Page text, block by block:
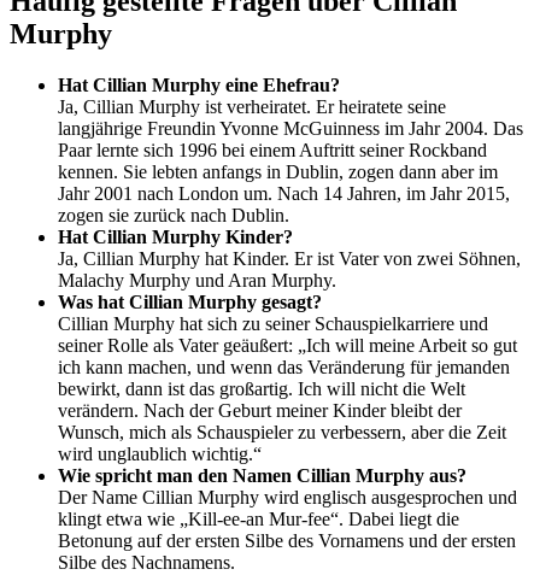
Murphy
Hat Cillian Murphy eine Ehefrau?
Ja, Cillian Murphy ist verheiratet. Er heiratete seine
langjährige Freundin Yvonne McGuinness im Jahr 2004. Das
Paar lernte sich 1996 bei einem Auftritt seiner Rockband
kennen. Sie lebten anfangs in Dublin, zogen dann aber im
Jahr 2001 nach London um. Nach 14 Jahren, im Jahr 2015,
zogen sie zurück nach Dublin.
Hat Cillian Murphy Kinder?
Ja, Cillian Murphy hat Kinder. Er ist Vater von zwei Söhnen,
Malachy Murphy und Aran Murphy.
Was hat Cillian Murphy gesagt?
Cillian Murphy hat sich zu seiner Schauspielkarriere und
seiner Rolle als Vater geäußert: „Ich will meine Arbeit so gut
ich kann machen, und wenn das Veränderung für jemanden
bewirkt, dann ist das großartig. Ich will nicht die Welt
verändern. Nach der Geburt meiner Kinder bleibt der
Wunsch, mich als Schauspieler zu verbessern, aber die Zeit
wird unglaublich wichtig.“
Wie spricht man den Namen Cillian Murphy aus?
Der Name Cillian Murphy wird englisch ausgesprochen und
klingt etwa wie „Kill-ee-an Mur-fee“. Dabei liegt die
Betonung auf der ersten Silbe des Vornamens und der ersten
Silbe des Nachnamens.